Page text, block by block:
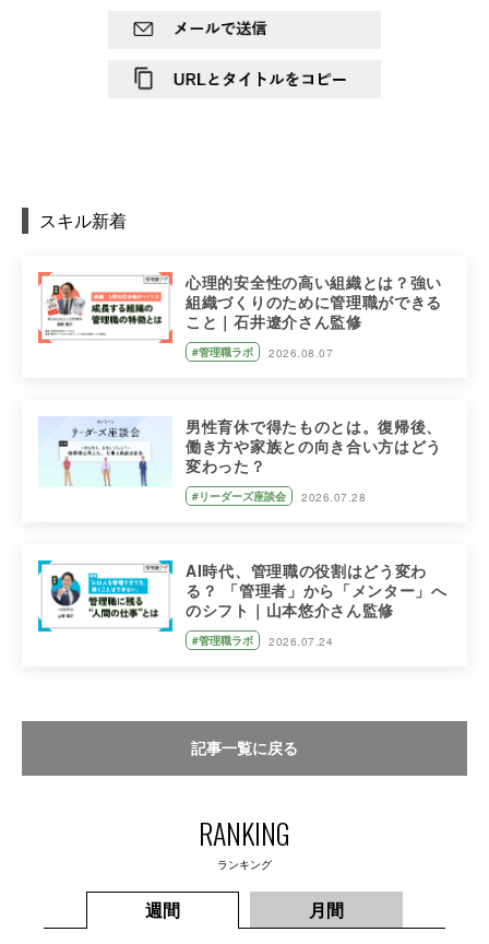
スキル新着
心理的安全性の高い組織とは？強い
組織づくりのために管理職ができる
こと｜石井遼介さん監修
#管理職ラボ 2026.08.07
男性育休で得たものとは。復帰後、
働き方や家族との向き合い方はどう
変わった？
#リーダーズ座談会 2026.07.28
AI時代、管理職の役割はどう変わ
る？ 「管理者」から「メンター」へ
のシフト｜山本悠介さん監修
#管理職ラボ 2026.07.24
記事一覧に戻る
RANKING
ランキング
週間 月間